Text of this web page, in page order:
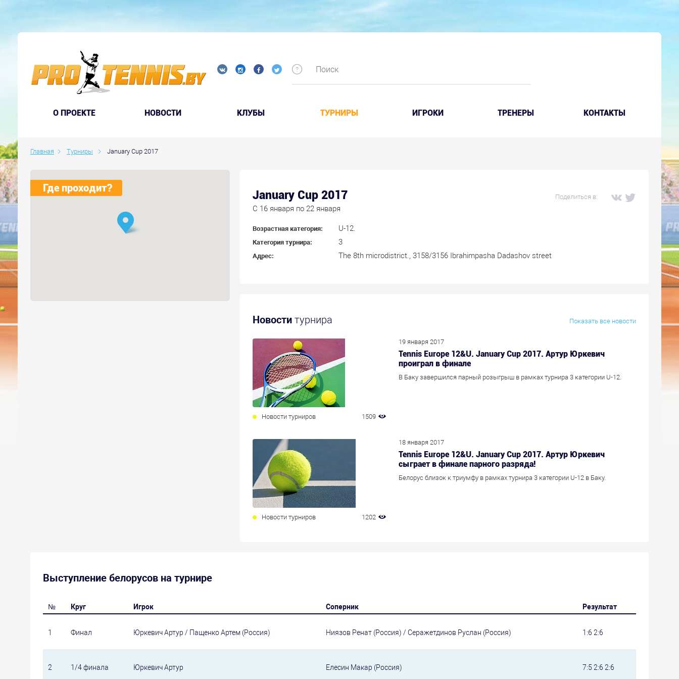
O ПРОЕКТЕ НОВОСТИ КЛУБЫ ТУРНИРЫ ИГРОКИ ТРЕНЕРЫ КОНТАКТЫ
Главная Турниры January Cup 2017
Поделиться в:
January Cup 2017
C 16 января по 22 января
Возрастная категория: U-12.
Категория турнира: 3
Адрес: The 8th microdistrict., 3158/3156 Ibrahimpasha Dadashov street
Показать все новости
Новости турнира
Новости турниров 1509
19 января 2017
Tennis Europe 12&U. January Cup 2017. Артур Юркевич
проиграл в финале
В Баку завершился парный розыгрыш в рамках турнира 3 категории U-12.
Новости турниров 1202
18 января 2017
Tennis Europe 12&U. January Cup 2017. Артур Юркевич
сыграет в финале парного разряда!
Белорус близок к триумфу в рамках турнира 3 категории U-12 в Баку.
Где проходит?
Выступление белорусов на турнире
№ Круг Игрок Соперник Результат
1 Финал Юркевич Артур / Пащенко Артем (Россия) Ниязов Ренат (Россия) / Серажетдинов Руслан (Россия) 1:6 2:6
2 1/4 финала Юркевич Артур Елесин Макар (Россия) 7:5 2:6 2:6